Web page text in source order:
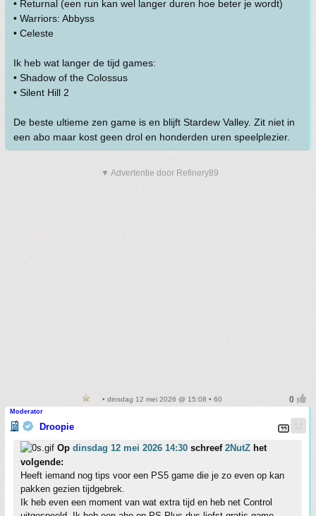
• Returnal (een run kan wel langer duren hoe beter je wordt)
• Warriors: Abbyss
• Celeste
Ik heb wat langer de tijd games:
• Shadow of the Colossus
• Silent Hill 2
De beste ultieme zen game is en blijft Stardew Valley. Zit niet in
een abo maar kost geen drol en honderden uren speelplezier.
▼ Advertentie door Refinery89
• dinsdag 12 mei 2026 @ 15:08 • 60
Moderator
Droopie
Op dinsdag 12 mei 2026 14:30 schreef 2NutZ het
volgende:
Heeft iemand nog tips voor een PS5 game die je zo even op kan
pakken gezien tijdgebrek.
Ik heb even een moment van wat extra tijd en heb net Control